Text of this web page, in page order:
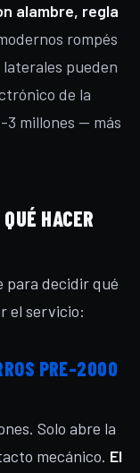
alambre, regla
rompés
pueden
de la
millones — más
HACER
para decidir qué
el servicio:
PRE-2000
Solo abre la
mecánico. El